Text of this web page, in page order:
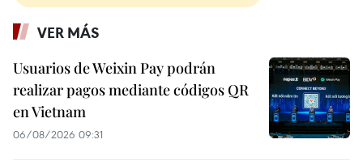
VER MÁS
Usuarios de Weixin Pay podrán
realizar pagos mediante códigos QR
en Vietnam
06/08/2026 09:31